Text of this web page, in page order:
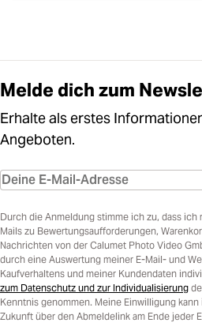
Melde dich zum
Erhalte als erstes
Angeboten.
Durch die Anmeldung stimme ich zu, dass
Mails zu Bewertungsaufforderungen,
Nachrichten von der Calumet Photo Video
durch eine Auswertung meiner E-Mail- und
Kaufverhaltens und meiner Kundendaten
zum Datenschutz und zur Individualisierung
Kenntnis genommen. Meine Einwilligung
Zukunft über den Abmeldelink am Ende jeder